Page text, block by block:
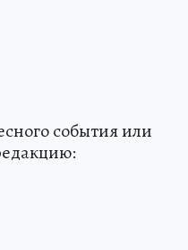
события или